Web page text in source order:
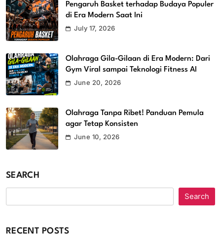
Pengaruh Basket terhadap Budaya Populer
di Era Modern Saat Ini
July 17, 2026
Olahraga Gila-Gilaan di Era Modern: Dari
Gym Viral sampai Teknologi Fitness AI
June 20, 2026
Olahraga Tanpa Ribet! Panduan Pemula
agar Tetap Konsisten
June 10, 2026
SEARCH
Search
RECENT POSTS